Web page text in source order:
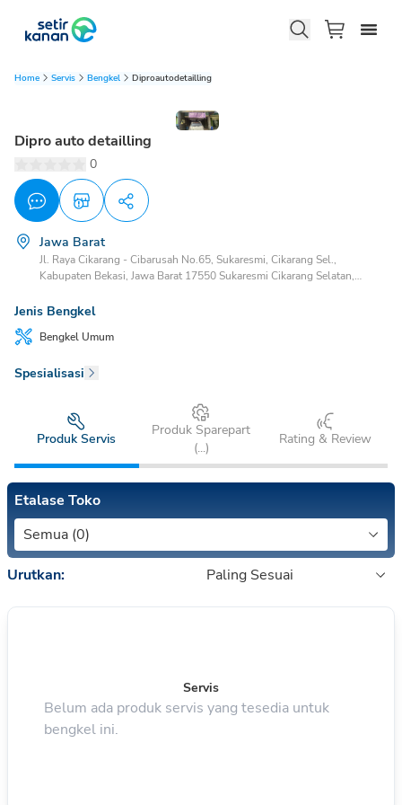
Home Servis Bengkel Diproautodetailling
Dipro auto detailling
0
Jawa Barat
Jl. Raya Cikarang - Cibarusah No.65, Sukaresmi, Cikarang Sel.,
Kabupaten Bekasi, Jawa Barat 17550 Sukaresmi Cikarang Selatan,
Jenis Bengkel
Bengkel Umum
Spesialisasi
Produk Servis
Produk Sparepart
(...)
Rating & Review
Etalase Toko
Semua (0)
Urutkan: Paling Sesuai
Servis
Belum ada produk servis yang tesedia untuk
bengkel ini.